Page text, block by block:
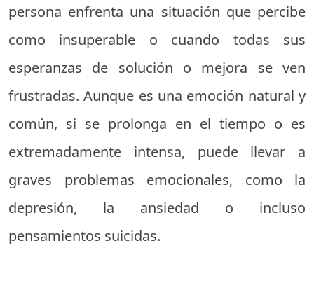
persona enfrenta una situación que percibe
como insuperable o cuando todas sus
esperanzas de solución o mejora se ven
frustradas. Aunque es una emoción natural y
común, si se prolonga en el tiempo o es
extremadamente intensa, puede llevar a
graves problemas emocionales, como la
depresión, la ansiedad o incluso
pensamientos suicidas.